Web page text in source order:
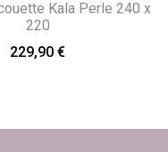
Kala Perle 240 x
220
229,90 €